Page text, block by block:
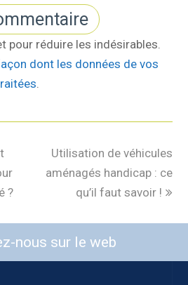
pour réduire les indésirables.
dont les données de vos
.
?
Utilisation de véhicules
aménagés handicap : ce
qu’il faut savoir !
nous sur le web